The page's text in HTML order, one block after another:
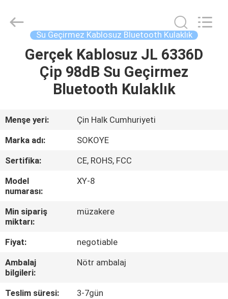
HAKKIMIZDA
FABRIKA
TURU
KALITE
KONTROL
BIZIMLE
ILETIŞIME
Electronic
Co.,Ltd.
Su Geçirmez Kablosuz Bluetooth Kulaklık
Gerçek Kablosuz JL 6336D
Çip 98dB Su Geçirmez
Bluetooth Kulaklık
Menşe yeri:
Çin Halk Cumhuriyeti
Marka adı:
SOKOYE
Sertifika:
CE, ROHS, FCC
Model
numarası:
XY-8
Min sipariş
miktarı:
müzakere
Fiyat:
negotiable
Ambalaj
bilgileri:
Nötr ambalaj
Teslim süresi:
3-7gün